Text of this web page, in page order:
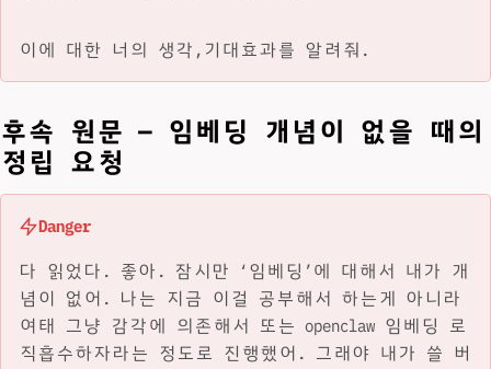
이에 대한 너의 생각,기대효과를 알려줘.
후속 원문 — 임베딩 개념이 없을 때의
정립 요청
Danger
다 읽었다. 좋아. 잠시만 ‘임베딩’에 대해서 내가 개
념이 없어. 나는 지금 이걸 공부해서 하는게 아니라
여태 그냥 감각에 의존해서 또는 openclaw 임베딩 로
직흡수하자라는 정도로 진행했어. 그래야 내가 쓸 버